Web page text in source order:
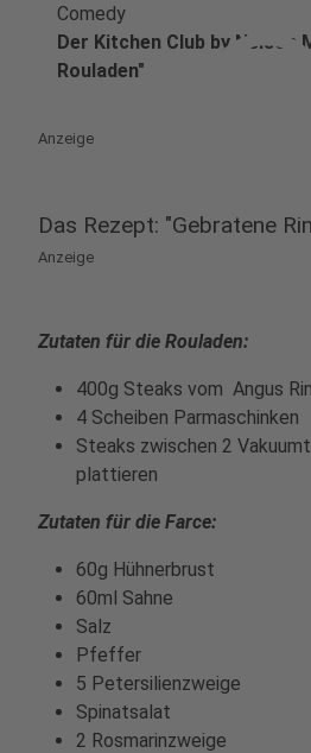
Comedy
Der Kitchen Club by Nelson
Rouladen"
Anzeige
Das Rezept: "Gebratene
Anzeige
Zutaten für die Rouladen:
400g Steaks vom Angus
4 Scheiben Parmaschinken
Steaks zwischen 2
plattieren
Zutaten für die Farce:
60g Hühnerbrust
60ml Sahne
Salz
Pfeffer
5 Petersilienzweige
Spinatsalat
2 Rosmarinzweige